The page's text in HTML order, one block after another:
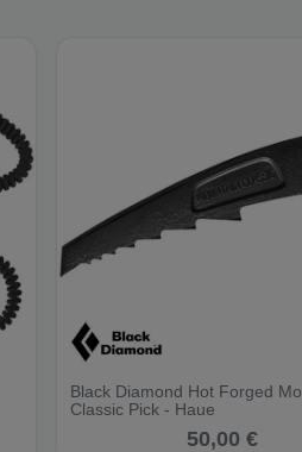
Black Diamond Hot Forged
Classic Pick - Haue
50,00 €